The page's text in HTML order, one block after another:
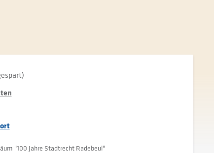
"100 Jahre Stadtrecht Radebeul"